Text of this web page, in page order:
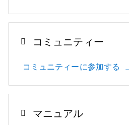
コミュニティー
コミュニティーに参加する
マニュアル